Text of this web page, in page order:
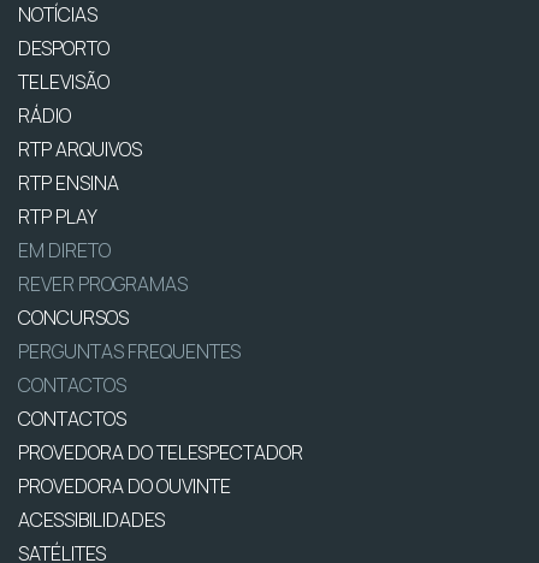
NOTÍCIAS
DESPORTO
TELEVISÃO
RÁDIO
RTP ARQUIVOS
RTP ENSINA
RTP PLAY
EM DIRETO
REVER PROGRAMAS
CONCURSOS
PERGUNTAS FREQUENTES
CONTACTOS
CONTACTOS
PROVEDORA DO TELESPECTADOR
PROVEDORA DO OUVINTE
ACESSIBILIDADES
SATÉLITES